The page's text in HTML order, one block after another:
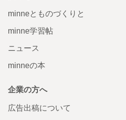
minneとものづくりと
minne学習帖
ニュース
minneの本
企業の方へ
広告出稿について